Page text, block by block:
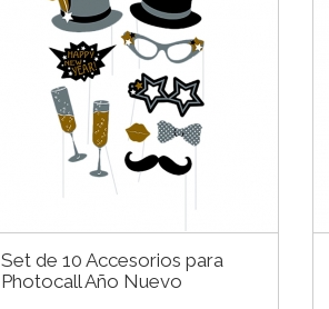
Set de 10 Accesorios para
Photocall Año Nuevo